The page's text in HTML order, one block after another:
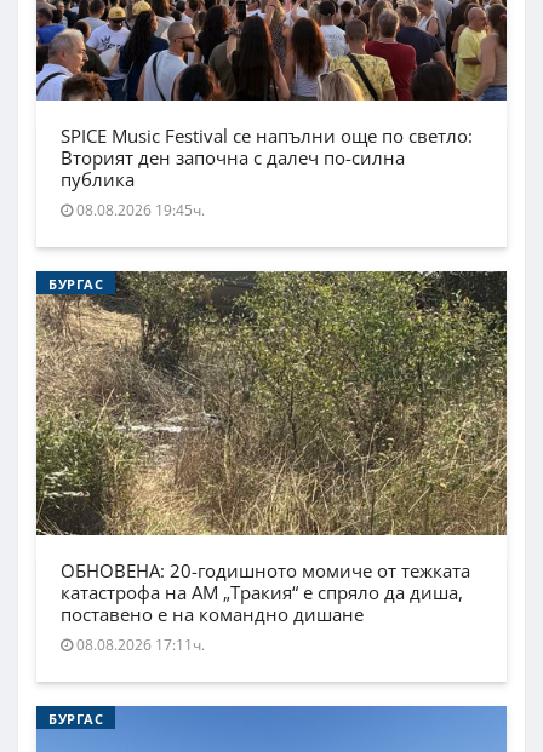
SPICE Music Festival се напълни още по светло:
Вторият ден започна с далеч по-силна
публика
08.08.2026 19:45ч.
БУРГАС
ОБНОВЕНА: 20-годишното момиче от тежката
катастрофа на АМ „Тракия“ е спряло да диша,
поставено е на командно дишане
08.08.2026 17:11ч.
БУРГАС